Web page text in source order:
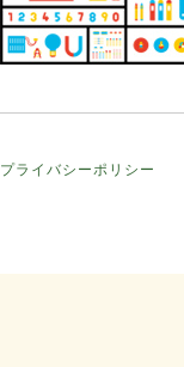
プライバシーポリシー